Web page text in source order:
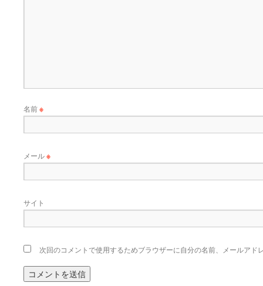
名前※
メール※
サイト
次回のコメントで使用するためブラウザーに自分の名前、メールアド